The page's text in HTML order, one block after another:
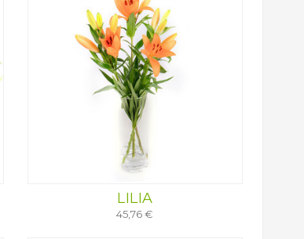
LILIA
45,76 €